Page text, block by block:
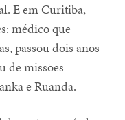
E em Curitiba,
médico que
passou dois anos
de missões
e Ruanda.